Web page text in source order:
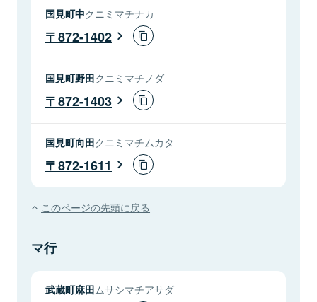
国見町中クニミマチナカ
872-1402
国見町野田クニミマチノダ
872-1403
国見町向田クニミマチムカタ
872-1611
このページの先頭に戻る
マ行
武蔵町麻田 ムサシマチアサダ